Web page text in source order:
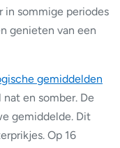
in sommige periodes
genieten van een
gemiddelden
nat en somber. De
gemiddelde. Dit
Op 16